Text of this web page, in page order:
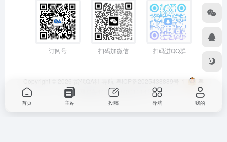
订阅号 扫码加微信 扫码进QQ群
Copyright © 2026 货代QA社·导航 粤ICP备2025438889号-1
粤
公网安备44011402001114号
首页 主站 投稿 导航 我的